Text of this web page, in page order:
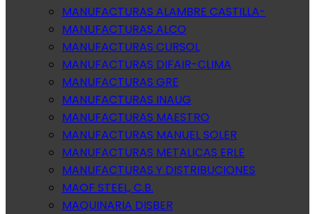
MANUFACTURAS ALAMBRE CASTILLA-
MANUFACTURAS ALCO
MANUFACTURAS CURSOL
MANUFACTURAS DIFAIR-CLIMA
MANUFACTURAS GRE
MANUFACTURAS INAUG
MANUFACTURAS MAESTRO
MANUFACTURAS MANUEL SOLER
MANUFACTURAS METALICAS ERLE
MANUFACTURAS Y DISTRIBUCIONES
MAOF STEEL, C.B.
MAQUINARIA DISBER